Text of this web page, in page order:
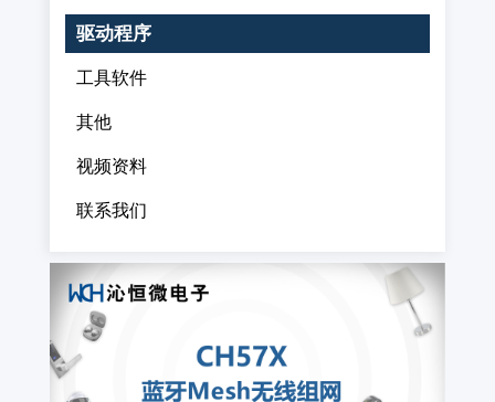
驱动程序
工具软件
其他
视频资料
联系我们